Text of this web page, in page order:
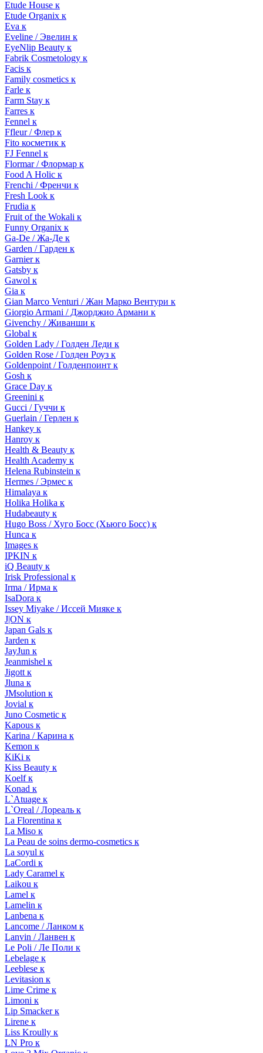
Etude House к
Etude Organix к
Eva к
Eveline / Эвелин к
EyeNlip Beauty к
Fabrik Cosmetology к
Facis к
Family cosmetics к
Farle к
Farm Stay к
Farres к
Fennel к
Ffleur / Флер к
Fito косметик к
FJ Fennel к
Flormar / Флормар к
Food A Holic к
Frenchi / Френчи к
Fresh Look к
Frudia к
Fruit of the Wokali к
Funny Organix к
Ga-De / Жа-Де к
Garden / Гарден к
Garnier к
Gatsby к
Gawol к
Gia к
Gian Marco Venturi / Жан Марко Вентури к
Giorgio Armani / Джорджио Армани к
Givenchy / Живанши к
Global к
Golden Lady / Голден Леди к
Golden Rose / Голден Роуз к
Goldenpoint / Голденпоинт к
Gosh к
Grace Day к
Greenini к
Gucci / Гуччи к
Guerlain / Герлен к
Hankey к
Hanroy к
Health & Beauty к
Health Academy к
Helena Rubinstein к
Hermes / Эрмес к
Himalaya к
Holika Holika к
Hudabeauty к
Hugo Boss / Хуго Босс (Хьюго Босс) к
Hunca к
Images к
IPKIN к
iQ Beauty к
Irisk Professional к
Irma / Ирма к
IsaDora к
Issey Miyake / Иссей Мияке к
J|ON к
Japan Gals к
Jarden к
JayJun к
Jeanmishel к
Jigott к
Jluna к
JMsolution к
Jovial к
Juno Cosmetic к
Kapous к
Karina / Карина к
Kemon к
KiKi к
Kiss Beauty к
Koelf к
Konad к
L`Atuage к
L`Oreal / Лореаль к
La Florentina к
La Miso к
La Peau de soins dermo-cosmetics к
La soyul к
LaCordi к
Lady Caramel к
Laikou к
Lamel к
Lamelin к
Lanbena к
Lancome / Ланком к
Lanvin / Ланвен к
Le Poli / Ле Поли к
Lebelage к
Leeblese к
Levitasion к
Lime Crime к
Limoni к
Lip Smacker к
Lirene к
Liss Kroully к
LN Pro к